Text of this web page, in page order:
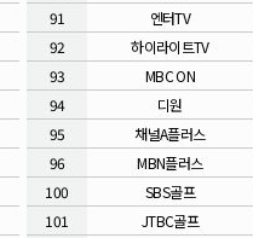
91
엔터TV
92
하이라이트TV
93
MBC ON
94
디원
95
채널A플러스
96
MBN플러스
100
SBS골프
101
JTBC골프